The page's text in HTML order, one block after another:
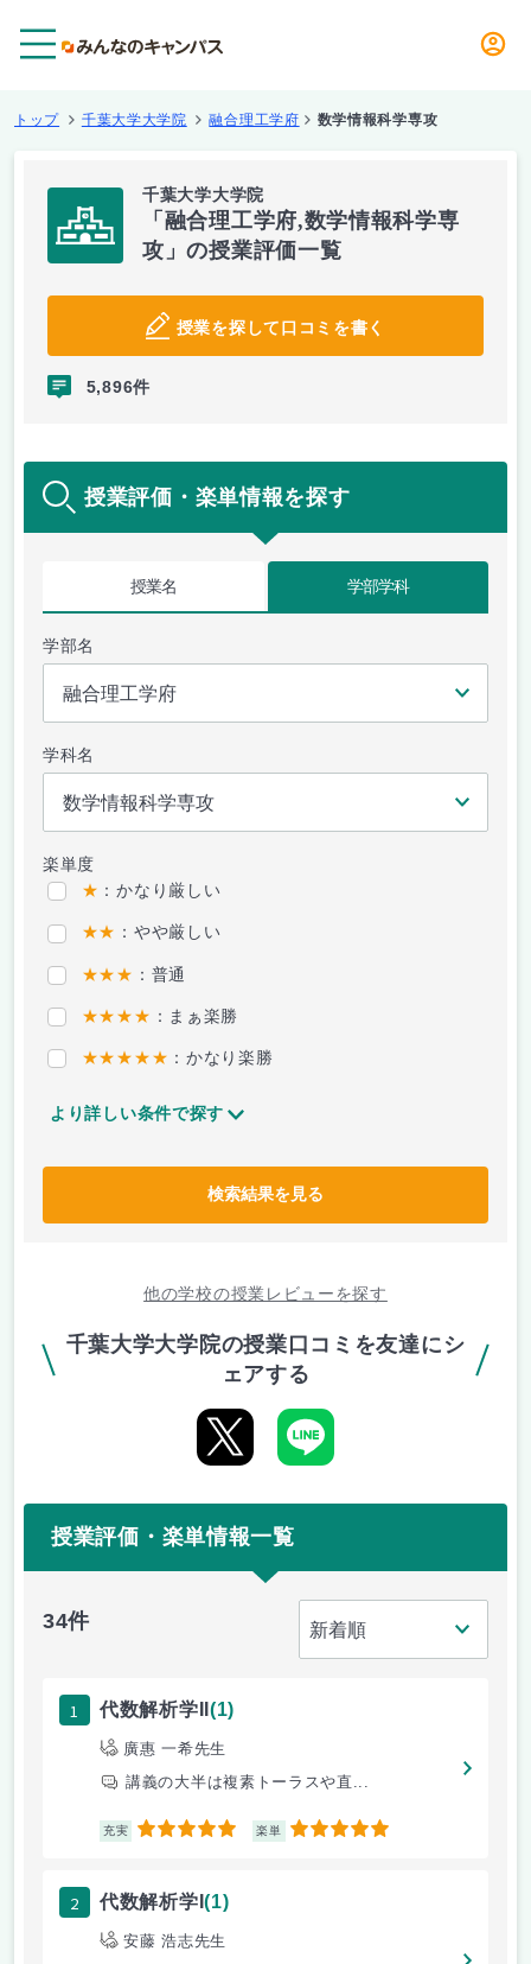
トップ 千葉大学大学院 融合理工学府 数学情報科学専攻
千葉大学大学院
「融合理工学府,数学情報科学専
攻」の授業評価一覧
授業を探して口コミを書く
5,896件
授業評価・楽単情報を探す
授業名 学部学科
学部名
学科名
楽単度
★ ：かなり厳しい
★★ ：やや厳しい
★★★ ：普通
★★★★ ：まぁ楽勝
★★★★★ ：かなり楽勝
より詳しい条件で探す
検索結果を見る
他の学校の授業レビューを探す
千葉大学大学院の授業口コミを友達にシ
ェアする
授業評価・楽単情報一覧
34件
1 代数解析学II (1)
廣惠 一希先生
講義の大半は複素トーラスや直...
充実 5 楽単 5
2 代数解析学I(1)
安藤 浩志先生